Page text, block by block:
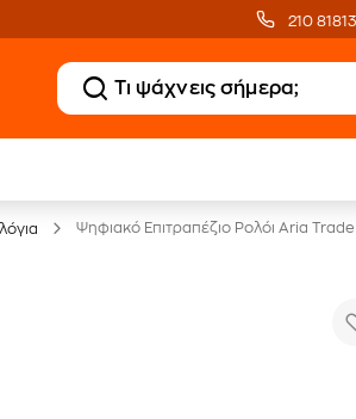
210
Ψηφιακό Επιτραπέζιο Ρολόι Aria